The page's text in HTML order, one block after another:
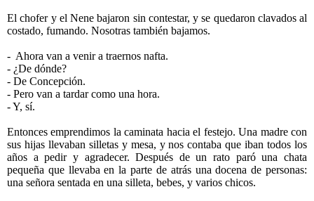
El chofer y el Nene bajaron sin contestar, y se quedaron clavados al
costado, fumando. Nosotras también bajamos.
- Ahora van a venir a traernos nafta.
- ¿De dónde?
- De Concepción.
- Pero van a tardar como una hora.
- Y, sí.
Entonces emprendimos la caminata hacia el festejo. Una madre con
sus hijas llevaban silletas y mesa, y nos contaba que iban todos los
años a pedir y agradecer. Después de un rato paró una chata
pequeña que llevaba en la parte de atrás una docena de personas:
una señora sentada en una silleta, bebes, y varios chicos.